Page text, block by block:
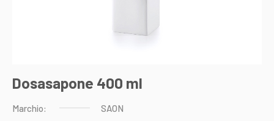
Dosasapone 400 ml
Marchio: SAON